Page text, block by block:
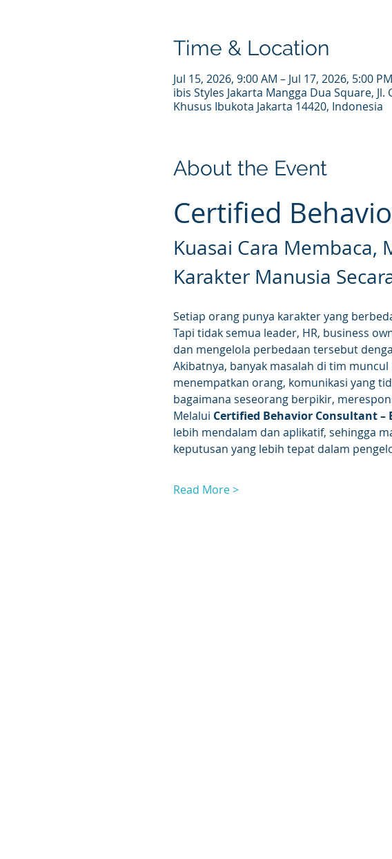
Time & Location
Jul 15, 2026, 9:00 AM – Jul 17, 2026, 5:00 PM
ibis Styles Jakarta Mangga Dua Square,
Khusus Ibukota Jakarta 14420, Indonesia
About the Event
Certified
Kuasai Cara Membaca,
Karakter Manusia
Setiap orang punya karakter yang
Tapi tidak semua leader, HR, business
dan mengelola perbedaan tersebut
Akibatnya, banyak masalah di tim
menempatkan orang, komunikasi yang
bagaimana seseorang berpikir,
Melalui Certified Behavior Consultant –
lebih mendalam dan aplikatif, sehingga
keputusan yang lebih tepat dalam
Read More >